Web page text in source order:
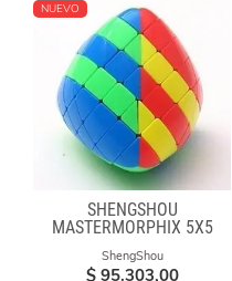
NUEVO
SHENGSHOU
MASTERMORPHIX 5X5
STICKERLESS
ShengShou
$ 95.303,00